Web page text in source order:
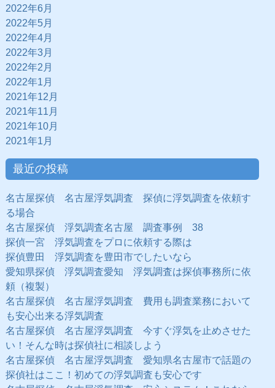
2022年6月
2022年5月
2022年4月
2022年3月
2022年2月
2022年1月
2021年12月
2021年11月
2021年10月
2021年1月
最近の投稿
名古屋探偵 名古屋浮気調査 探偵に浮気調査を依頼す
る場合
名古屋探偵 浮気調査名古屋 調査事例 38
探偵一宮 浮気調査をプロに依頼する際は
探偵豊田 浮気調査を豊田市でしたいなら
愛知県探偵 浮気調査愛知 浮気調査は探偵事務所に依
頼（複製）
名古屋探偵 名古屋浮気調査 費用も調査業務において
も安心出来る浮気調査
名古屋探偵 名古屋浮気調査 今すぐ浮気を止めさせた
い！そんな時は探偵社に相談しよう
名古屋探偵 名古屋浮気調査 愛知県名古屋市で話題の
探偵社はここ！初めての浮気調査も安心です